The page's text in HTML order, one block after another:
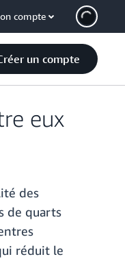
compte
un compte
eux
des
de quarts
réduit le